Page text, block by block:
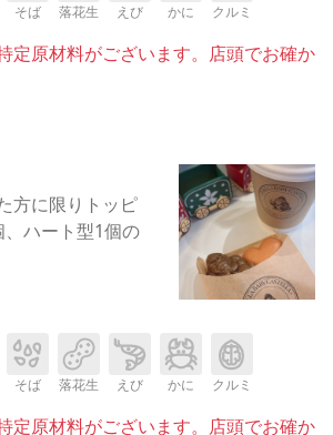
そば 落花生 えび かに クルミ
定原材料がございます。店頭でお確か
方に限りトッピ
ハート型1個の
そば 落花生 えび かに クルミ
定原材料がございます。店頭でお確か